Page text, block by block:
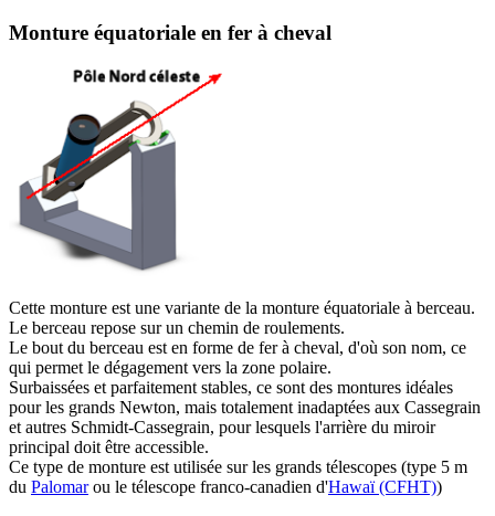
Monture équatoriale en fer à cheval
Cette monture est une variante de la monture équatoriale à berceau.
Le berceau repose sur un chemin de roulements.
Le bout du berceau est en forme de fer à cheval, d'où son nom, ce
qui permet le dégagement vers la zone polaire.
Surbaissées et parfaitement stables, ce sont des montures idéales
pour les grands Newton, mais totalement inadaptées aux Cassegrain
et autres Schmidt-Cassegrain, pour lesquels l'arrière du miroir
principal doit être accessible.
Ce type de monture est utilisée sur les grands télescopes (type 5 m
du Palomarou le télescope franco-canadien d'Hawaï (CFHT))